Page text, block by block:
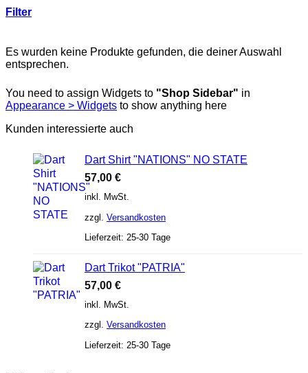
Filter
Es wurden keine Produkte gefunden, die deiner Auswahl
entsprechen.
You need to assign Widgets to "Shop Sidebar" in
Appearance > Widgets to show anything here
Kunden interessierte auch
Dart Shirt "NATIONS" NO STATE
57,00 €
inkl. MwSt.
zzgl. Versandkosten
Lieferzeit: 25-30 Tage
Dart Trikot "PATRIA"
57,00 €
inkl. MwSt.
zzgl. Versandkosten
Lieferzeit: 25-30 Tage